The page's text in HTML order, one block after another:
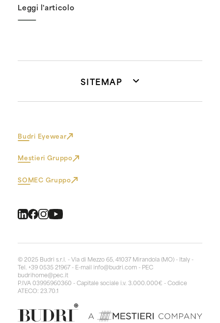
Leggi l'articolo
SITEMAP
Budri Eyewear
Mestieri Gruppo
SOMEC Gruppo
© 2025 Budri s.r.l. - Via di Mezzo 65, 41037 Mirandola (MO) - Italy -
Tel. +39 0535 21967 - E-mail info@budri.com - PEC
budrihome@pec.it
P.IVA 03995960360 - Capitale sociale i.v. 3.000.000€ - Codice
ATECO: 23.70.1